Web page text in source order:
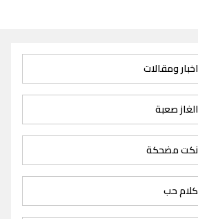
اخبار ومقالات
الغاز صعبة
نكت مضحكة
كلام حب